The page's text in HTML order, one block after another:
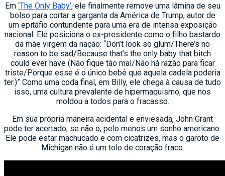
Em ‘The Only Baby’, ele finalmente remove uma lâmina de seu
bolso para cortar a garganta da América de Trump, autor de
um epitáfio contundente para uma era de intensa exposição
nacional. Ele posiciona o ex-presidente como o filho bastardo
da mãe virgem da nação: “Don’t look so glum/There’s no
reason to be sad/Because that’s the only baby that bitch
could ever have (Não fique tão mal/Não há razão para ficar
triste/Porque esse é o único bebê que aquela cadela poderia
ter.)” Como uma coda final, em Billy, ele chega à causa de tudo
isso, uma cultura prevalente de hipermaquismo, que nos
moldou a todos para o fracasso.
Em sua própria maneira acidental e enviesada, John Grant
pode ter acertado, se não o, pelo menos um sonho americano.
Ele pode estar machucado e com cicatrizes, mas o garoto de
Michigan não é um tolo de coração fraco.